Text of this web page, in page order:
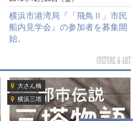
横浜市港湾局『「飛鳥Ⅱ」市民
船内見学会』の参加者を募集開
始。
CULTURE & ART
大さん橋
横浜三塔